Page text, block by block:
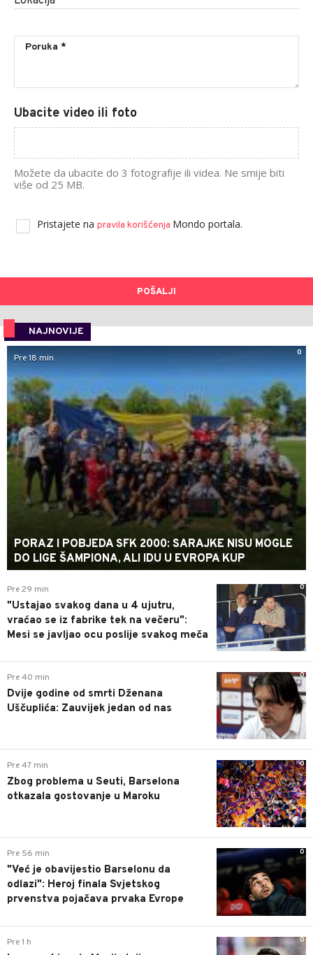
Ubacite video ili foto
Možete da ubacite do 3 fotografije ili videa. Ne smije biti
više od 25 MB.
Pristajete na pravila korišćenja Mondo portala.
POŠALJI
NAJNOVIJE
0
Pre 18 min
PORAZ I POBJEDA SFK 2000: SARAJKE NISU MOGLE
DO LIGE ŠAMPIONA, ALI IDU U EVROPA KUP
0
Pre 29 min
"Ustajao svakog dana u 4 ujutru,
vraćao se iz fabrike tek na večeru":
Mesi se javljao ocu poslije svakog meča
0
Pre 40 min
Dvije godine od smrti Dženana
Uščuplića: Zauvijek jedan od nas
0
Pre 47 min
Zbog problema u Seuti, Barselona
otkazala gostovanje u Maroku
0
Pre 56 min
"Već je obavijestio Barselonu da
odlazi": Heroj finala Svjetskog
prvenstva pojačava prvaka Evrope
0
Pre 1 h